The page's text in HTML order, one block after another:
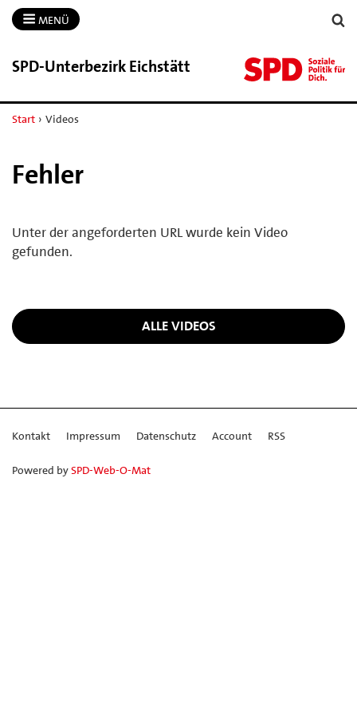
MENÜ
SPD-​Unterbezirk Eichstätt
Start › Videos
Fehler
Unter der angeforderten URL wurde kein Video
gefunden.
ALLE VIDEOS
Kontakt Impressum Datenschutz Account RSS
Powered bySPD-Web-O-Mat